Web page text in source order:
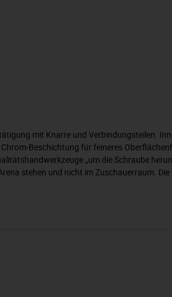
mit Knarre und Verbindungsteilen.
Beschichtung für feineres
„um die Schraube
stehen und nicht im Zuschauerraum. Die